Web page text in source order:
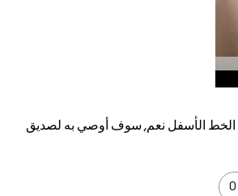
الخط الأسفلنعم, سوف أوصي به لصديق